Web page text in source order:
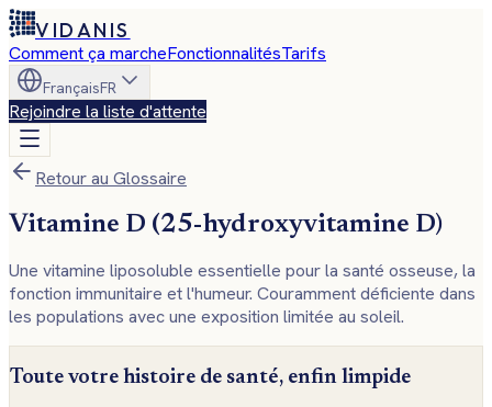
VIDANIS
Comment ça marcheFonctionnalitésTarifs
FrançaisFR
Rejoindre la liste d'attente
Retour au Glossaire
Vitamine D (25-hydroxyvitamine D)
Une vitamine liposoluble essentielle pour la santé osseuse, la
fonction immunitaire et l'humeur. Couramment déficiente dans
les populations avec une exposition limitée au soleil.
Toute votre histoire de santé, enfin limpide